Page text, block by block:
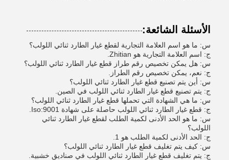
الأسئلة الشائعة:
س: ما هو اسم العلامة التجارية لقطع غيار الطارد ثنائي اللولب؟
ج: اسم العلامة التجارية هو Zhitian.
س: هل يمكن تخصيص رقم طراز قطع غيار الطارد ثنائي اللولب؟
ج: نعم، يمكن تخصيص رقم الطراز.
س: أين يتم تصنيع قطع غيار الطارد ثنائي اللولب؟
ج: يتم تصنيع قطع غيار الطارد ثنائي اللولب في الصين.
س: ما هي الشهادة التي تحملها قطع غيار الطارد ثنائي اللولب؟
ج: قطع غيار الطارد ثنائي اللولب حاصلة على شهادة Iso:9001.
س: ما هو الحد الأدنى لكمية الطلب لقطع غيار الطارد ثنائي
اللولب؟
ج: الحد الأدنى لكمية الطلب هو 1.
س: كيف يتم تغليف قطع غيار الطارد ثنائي اللولب؟
ج: يتم تغليف قطع غيار الطارد ثنائي اللولب في صناديق خشبية.